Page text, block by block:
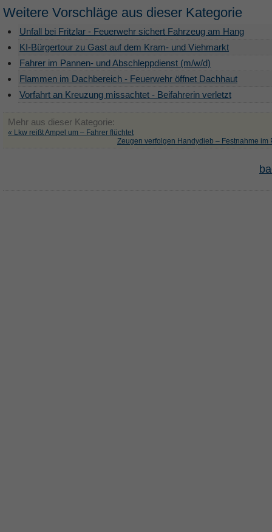
Weitere Vorschläge aus dieser Kategorie
Unfall bei Fritzlar - Feuerwehr sichert Fahrzeug am Hang
KI-Bürgertour zu Gast auf dem Kram- und Viehmarkt
Fahrer im Pannen- und Abschleppdienst (m/w/d)
Flammen im Dachbereich - Feuerwehr öffnet Dachhaut
Vorfahrt an Kreuzung missachtet - Beifahrerin verletzt
Mehr aus dieser Kategorie:
« Lkw reißt Ampel um – Fahrer flüchtet
Zeugen verfolgen Handydieb – Festnahme im